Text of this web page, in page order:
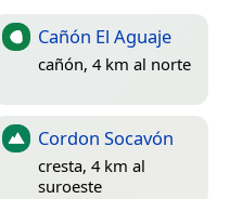
Cañón El Aguaje
cañón, 4 km al norte
Cordon Socavón
cresta, 4 km al
suroeste